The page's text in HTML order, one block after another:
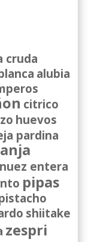
cruda
alubia
citrico
huevos
pardina
nuez entera
pipas
shiitake
zespri